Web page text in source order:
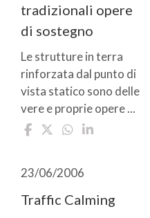
tradizionali opere
di sostegno
Le strutture in terra
rinforzata dal punto di
vista statico sono delle
vere e proprie opere ...
23/06/2006
Traffic Calming